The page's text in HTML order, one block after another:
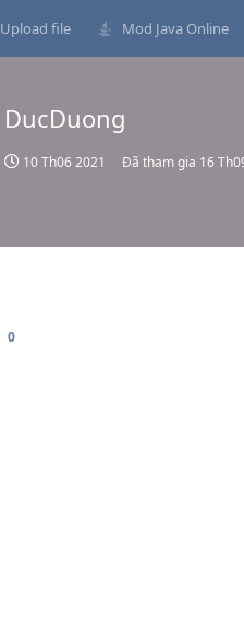
Upload file Mod Java Online
DucDuong
10 Th06 2021 Đã tham gia 16
0